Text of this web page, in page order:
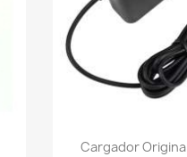
Vista
Cargador